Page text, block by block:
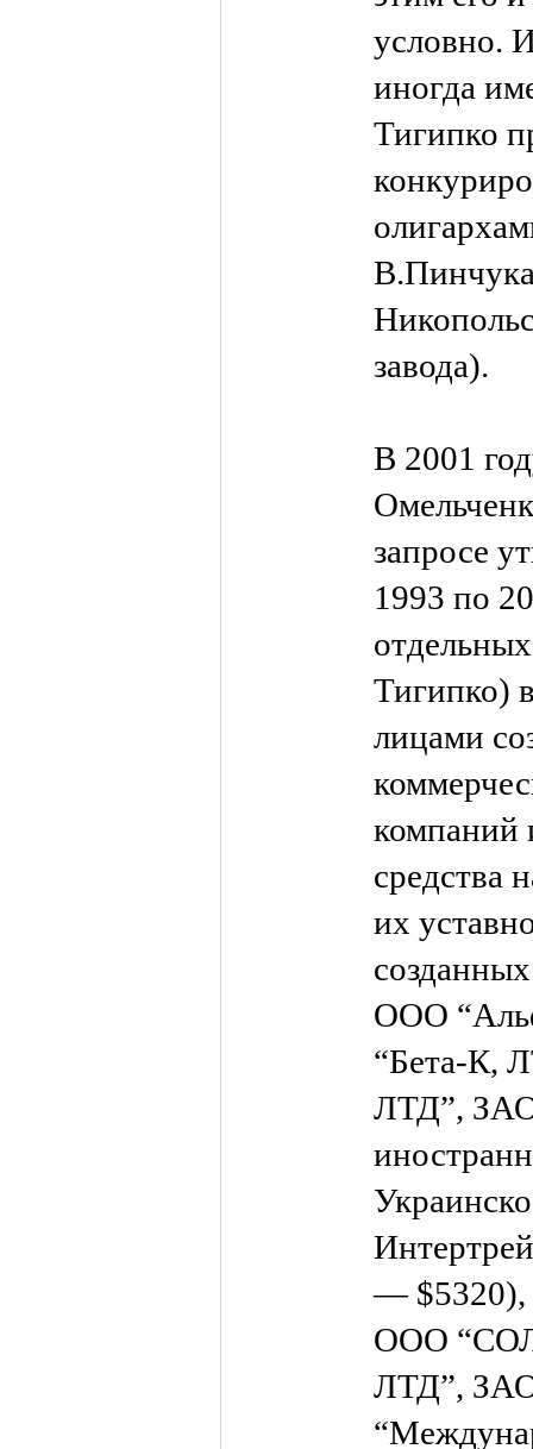
условно.
иногда
Тигипко
завода).
В 2001
запросе
1993 по
Тигипко)
лицами
компаний
средства
их
ООО
“Бета-К,
ЛТД”,
— $5320),
ООО
ЛТД”, ЗАО